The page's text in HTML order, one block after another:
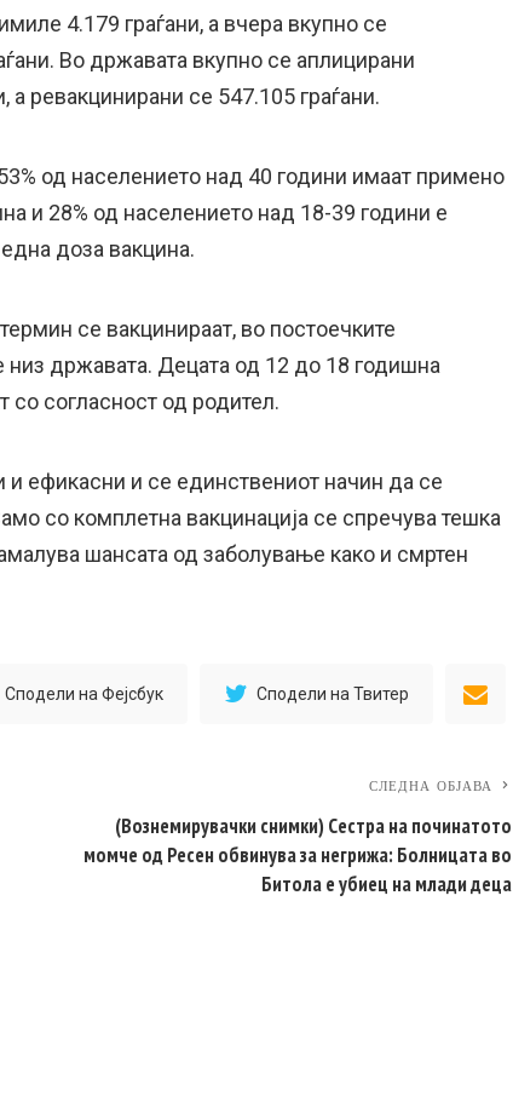
4.179 граѓани, а вчера вкупно се
Во државата вкупно се аплицирани
а ревакцинирани се 547.105 граѓани.
од населението над 40 години имаат примено
и 28% од населението над 18-39 години е
доза вакцина.
се вакцинираат, во постоечките
низ државата. Децата од 12 до 18 годишна
со согласност од родител.
и ефикасни и се единствениот начин да се
со комплетна вакцинација се спречува тешка
шансата од заболување како и смртен
Сподели на Фејсбук Сподели на Твитер
СЛЕДНА ОБЈАВА
(Вознемирувачки снимки) Сестра на починатото
момче од Ресен обвинува за негрижа: Болницата вo
Битола е убиец на млади деца